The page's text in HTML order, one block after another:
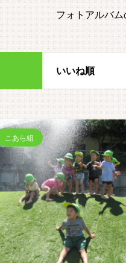
フォトアルバ
いいね順
こあら組